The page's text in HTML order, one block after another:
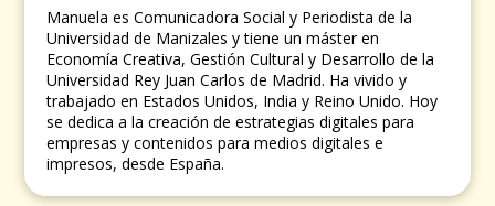
Manuela es Comunicadora Social y Periodista de la
Universidad de Manizales y tiene un máster en
Economía Creativa, Gestión Cultural y Desarrollo de la
Universidad Rey Juan Carlos de Madrid. Ha vivido y
trabajado en Estados Unidos, India y Reino Unido. Hoy
se dedica a la creación de estrategias digitales para
empresas y contenidos para medios digitales e
impresos, desde España.